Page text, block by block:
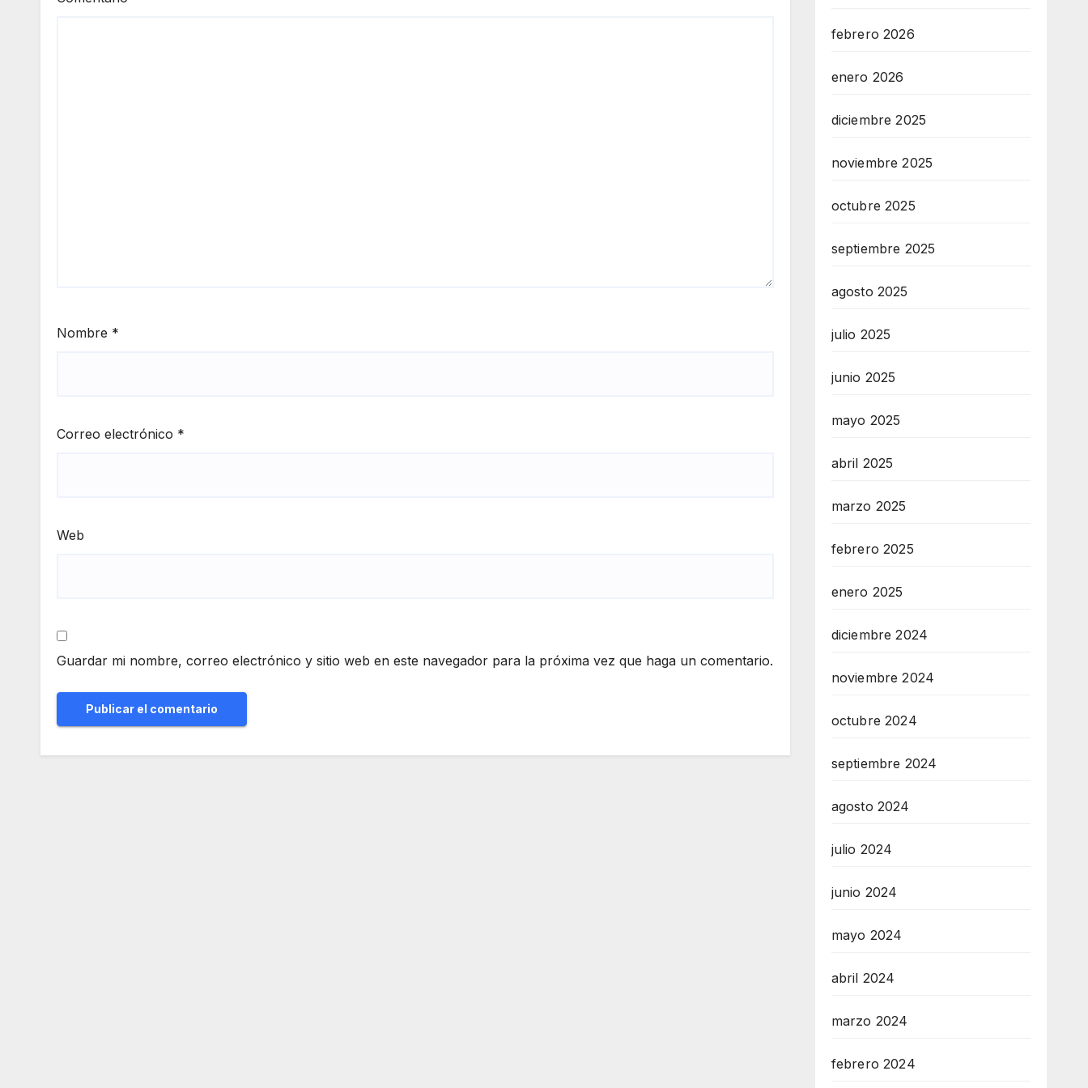
Nombre *
Correo electrónico *
Web
Guardar mi nombre, correo electrónico y sitio web en este navegador para la próxima vez que haga un comentario.
febrero 2026
enero 2026
diciembre 2025
noviembre 2025
octubre 2025
septiembre 2025
agosto 2025
julio 2025
junio 2025
mayo 2025
abril 2025
marzo 2025
febrero 2025
enero 2025
diciembre 2024
noviembre 2024
octubre 2024
septiembre 2024
agosto 2024
julio 2024
junio 2024
mayo 2024
abril 2024
marzo 2024
febrero 2024